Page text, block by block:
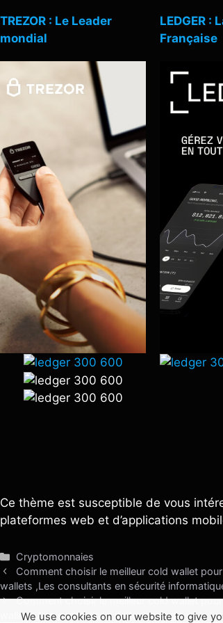
TREZOR : Le Leader
mondial
LEDGER :
Française
Ce thème est susceptible de vous
plateformes web et d’applications
Catégories
Cryptomonnaies
Comment choisir le meilleur cold wallet
wallets ,Les consultants en sécurité
Comment choisir le meilleur cold wallet
wallets ,Les passionnés de technologie
We use cookies on our website to give